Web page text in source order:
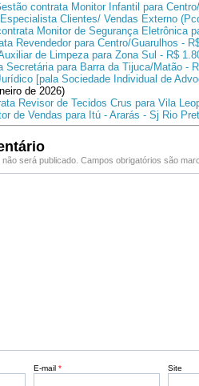
contrata Monitor Infantil para
Clientes/ Vendas Externo
Monitor de Segurança Eletrônica
Revendedor para Centro/Guarulhos -
de Limpeza para Zona Sul - R$
Secretária para Barra da Tijuca/Matão -
[pala Sociedade Individual de
de 2026)
Revisor de Tecidos Crus para Vila
de Vendas para Itú - Ararás - Sj Rio
será publicado. Campos obrigatórios são
E-mail * Site